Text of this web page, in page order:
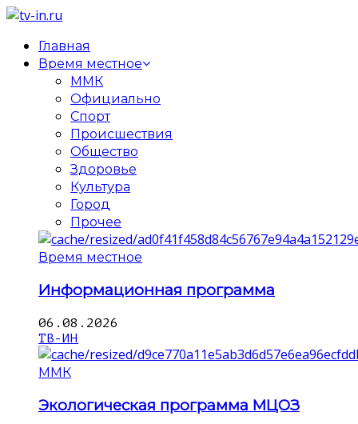
Главная
Время местное
ММК
Официально
Спорт
Происшествия
Общество
Здоровье
Культура
Город
Прочее
Время местное
Информационная программа
06.08.2026
ТВ-ИН
ММК
Экологическая программа МЦОЗ